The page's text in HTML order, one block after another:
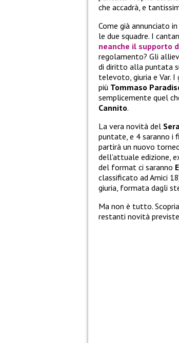
che accadrà, e
Come già annunciato
le due squadre. I
neanche il supporto
regolamento? Gli
di diritto alla puntata
televoto, giuria e Var. I
più Tommaso
semplicemente quel
Cannito.
La vera novità del
puntate, e 4 saranno i
partirà un nuovo
dell’attuale edizione,
del format ci saranno
classificato ad Amici
giuria, formata dagli
Ma non è tutto.
restanti novità